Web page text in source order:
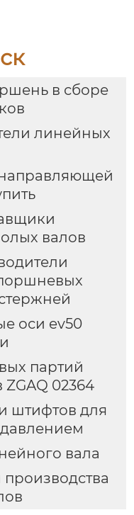
валы.
Возможна
прямая
в сборе
линейных
валов
оси ev50
партий
02364
штифтов для
вала